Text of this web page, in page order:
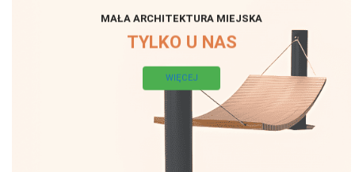
MAŁA ARCHITEKTURA MIEJSKA
TYLKO U NAS
WIĘCEJ